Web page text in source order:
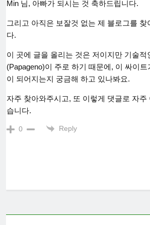
Min 님, 아빠가 되시는 것 축하드립니다.
그리고 아직은 보잘것 없는 제 블로그를 찾
다.
이 곳에 글을 올리는 것은 저이지만 기술적
(Papageno)이 주로 하기 때문에, 이 싸이
이 되어지는지 궁금해 하고 있나봐요.
자주 찾아와주시고, 또 이렇게 댓글로 자주
습니다.
0 Reply